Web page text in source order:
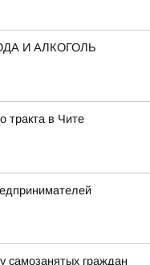
И АЛКОГОЛЬ
тракта в Чите
самозанятых граждан